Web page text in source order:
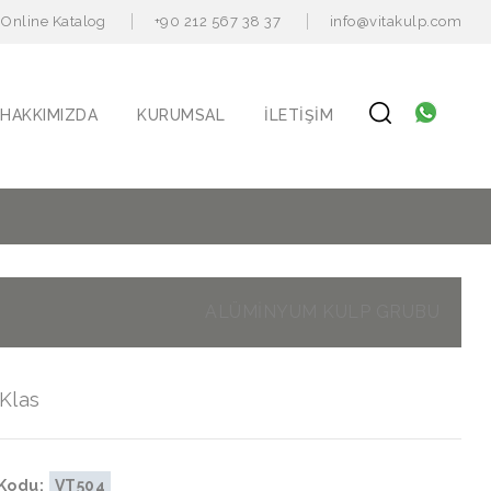
Online Katalog +90 212 567 38 37 info@vitakulp.com
HAKKIMIZDA KURUMSAL İLETIŞIM
VT504